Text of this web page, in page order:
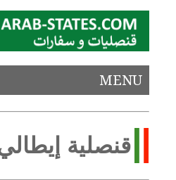
MENU
قنصلية